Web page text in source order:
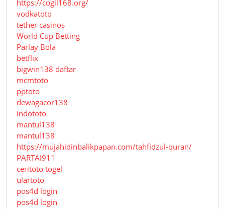
https://cogil168.org/
vodkatoto
tether casinos
World Cup Betting
Parlay Bola
betflix
bigwin138 daftar
mcmtoto
pptoto
dewagacor138
indototo
mantul138
mantul138
https://mujahidinbalikpapan.com/tahfidzul-quran/
PARTAI911
ceritoto togel
ulartoto
pos4d login
pos4d login